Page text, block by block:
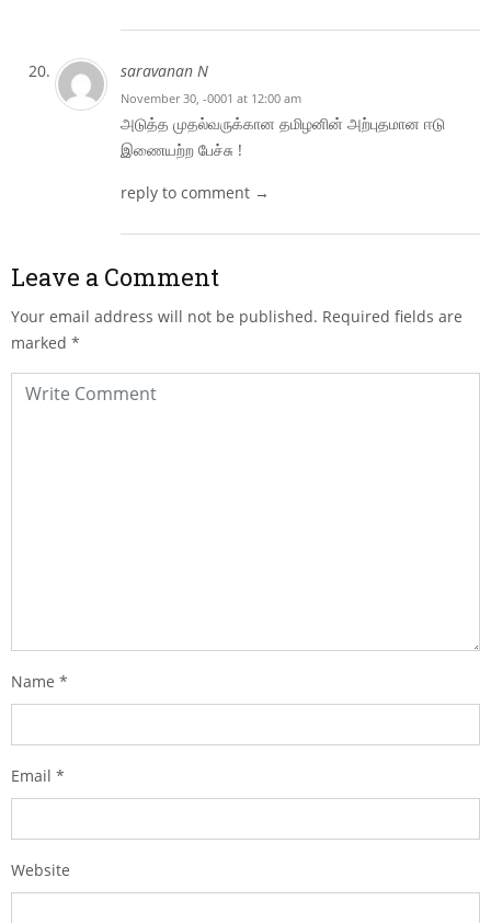
saravanan N
November 30, -0001 at 12:00 am
அடுத்த முதல்வருக்கான தமிழனின் அற்புதமான ஈடு
இணையற்ற பேச்சு !
reply to comment →
Leave a Comment
Your email address will not be published. Required fields are
marked *
Name *
Email *
Website